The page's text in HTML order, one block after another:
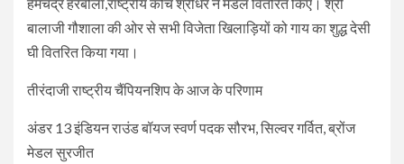
बालाजी गौशाला की ओर से सभी विजेता खिलाड़ियों को गाय का शुद्ध देसी
घी वितरित किया गया।
तीरंदाजी राष्ट्रीय चैंपियनशिप के आज के परिणाम
अंडर 13 इंडियन राउंड बॉयज स्वर्ण पदक सौरभ, सिल्वर गर्वित, ब्रोंज
मेडल सुरजीत